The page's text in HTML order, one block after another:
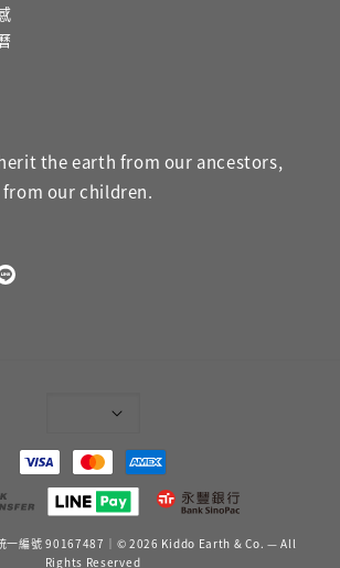
the earth from our ancestors,
our children.
一編號 90167487｜© 2026 Kiddo Earth & Co. — All
Rights Reserved